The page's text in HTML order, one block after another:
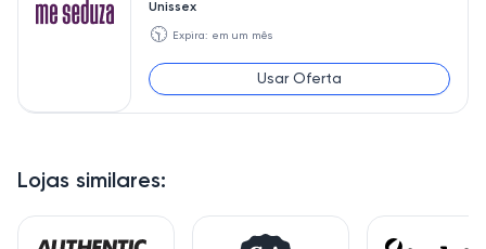
Lojas similares:
Unissex
🕥 Expira: em um mês
Usar Oferta